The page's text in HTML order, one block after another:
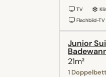
TV
Flachbild-TV
Junior
21m²
1 Doppelbett